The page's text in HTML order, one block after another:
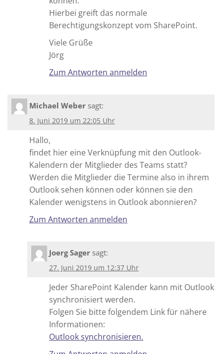
Hierbei greift das normale
Berechtigungskonzept vom SharePoint.
Viele Grüße
Jörg
Zum Antworten anmelden
Michael Weber sagt:
8. Juni 2019 um 22:05 Uhr
Hallo,
findet hier eine Verknüpfung mit den Outlook-
Kalendern der Mitglieder des Teams statt?
Werden die Mitglieder die Termine also in ihrem
Outlook sehen können oder können sie den
Kalender wenigstens in Outlook abonnieren?
Zum Antworten anmelden
Joerg Sager sagt:
27. Juni 2019 um 12:37 Uhr
Jeder SharePoint Kalender kann mit Outlook
synchronisiert werden.
Folgen Sie bitte folgendem Link für nähere
Informationen:
Outlook synchronisieren.